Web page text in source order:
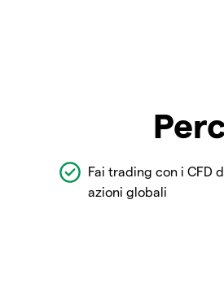
Fai trading con i CFD
azioni globali